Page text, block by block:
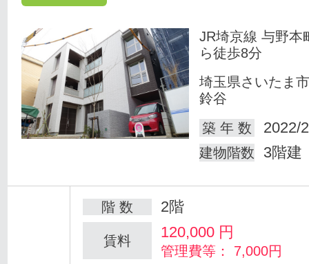
JR埼京線 与野本
ら徒歩8分
埼玉県さいたま
鈴谷
築 年 数
2022/
建物階数 3階建
階 数 2階
賃料 120,000 円
管理費等： 7,000円